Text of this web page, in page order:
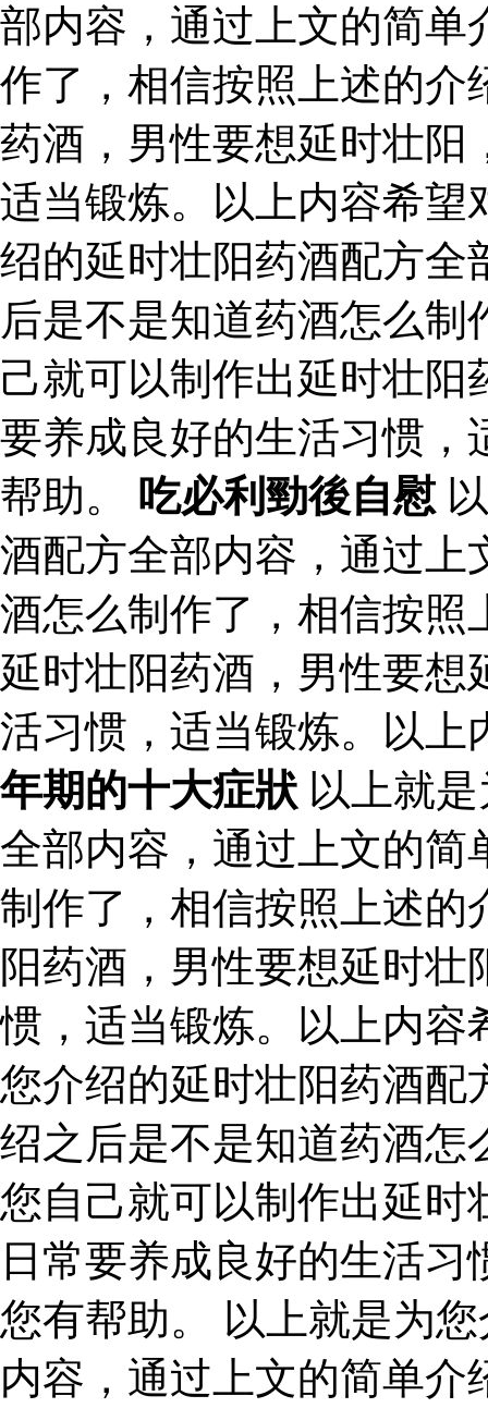
部内容，通过上文的简单
作了，相信按照上述的介
药酒，男性要想延时壮阳
适当锻炼。以上内容希望
绍的延时壮阳药酒配方全
后是不是知道药酒怎么
己就可以制作出延时壮
要养成良好的生活习惯，
帮助。 吃必利勁後自慰
酒配方全部内容，通过上
酒怎么制作了，相信按照
延时壮阳药酒，男性要想
活习惯，适当锻炼。以
年期的十大症狀 以上就
全部内容，通过上文的简
制作了，相信按照上述的
阳药酒，男性要想延时
惯，适当锻炼。以上内容
您介绍的延时壮阳药酒配
绍之后是不是知道药酒怎
您自己就可以制作出延时
日常要养成良好的生活
您有帮助。 以上就是为
内容，通过上文的简单